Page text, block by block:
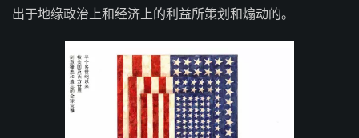
出于地缘政治上和经济上的利益所策划和煽动的。